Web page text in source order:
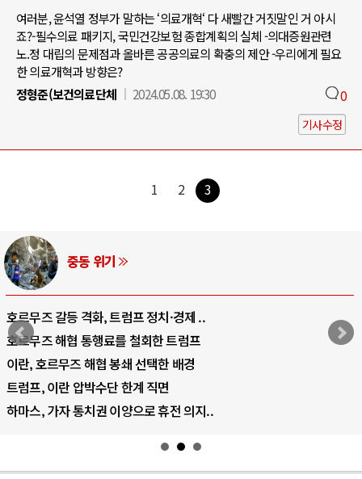
여러분, 윤석열 정부가 말하는 ‘의료개혁‘ 다 새빨간 거짓말인 거 아시
죠?-필수의료 패키지, 국민건강보험 종합계획의 실체 -의대증원관련
노.정 대립의 문제점과 올바른 공공의료의 확충의 제안 -우리에게 필요
한 의료개혁과 방향은?
정형준(보건의료단체
2024.05.08. 19:30 0
기사수정
1 2 3
중동 위기
호르무즈 갈등 격화, 트럼프 정치·경제 ..
호르무즈 해협 통행료를 철회한 트럼프
이란, 호르무즈 해협 봉쇄 선택한 배경
트럼프, 이란 압박수단 한계 직면
하마스, 가자 통치권 이양으로 휴전 의지..